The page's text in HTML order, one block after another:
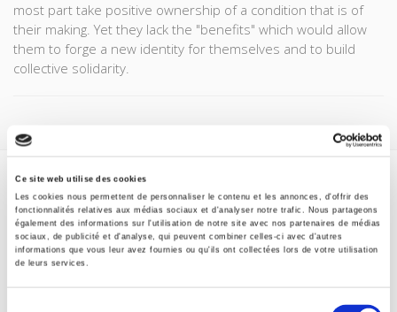
Ce site web utilise des cookies
Les cookies nous permettent de personnaliser le contenu et les annonces, d'offrir des
fonctionnalités relatives aux médias sociaux et d'analyser notre trafic. Nous partageons
également des informations sur l'utilisation de notre site avec nos partenaires de médias
sociaux, de publicité et d'analyse, qui peuvent combiner celles-ci avec d'autres
informations que vous leur avez fournies ou qu'ils ont collectées lors de votre utilisation
de leurs services.
most part take positive ownership of a condition that is of
their making. Yet they lack the "benefits" which would allow
them to forge a new identity for themselves and to build
collective solidarity.
Specifications
Publisher
Presses de Sciences Po
Author